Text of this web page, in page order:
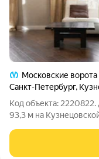
Московские ворота
Санкт-Петербург,
Код объекта: 2220822.
93,3 м на Кузнецовской улице, 38
идеальное место для
где легко разместится и